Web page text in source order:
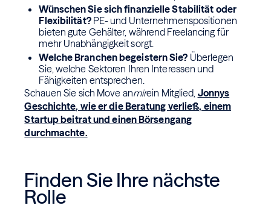
Wünschen Sie sich finanzielle Stabilität oder
Flexibilität?PE- und Unternehmenspositionen
bieten gute Gehälter, während Freelancing für
mehr Unabhängigkeit sorgt.
Welche Branchen begeistern Sie? Überlegen
Sie, welche Sektoren Ihren Interessen und
Fähigkeiten entsprechen.
Schauen Sie sich Move anmirein Mitglied, Jonnys
Geschichte, wie er die Beratung verließ, einem
Startup beitrat und einen Börsengang
durchmachte.
Finden Sie Ihre nächste
Rolle